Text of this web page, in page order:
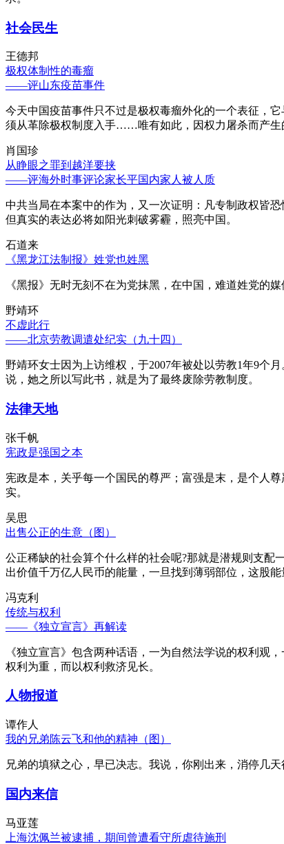
社会民生
王德邦
极权体制性的毒瘤
——评山东疫苗事件
今天中国疫苗事件只不过是极权毒瘤外化的一个表征，
须从革除极权制度入手……唯有如此，因权力屠杀而产生
肖国珍
从睁眼之罪到越洋要挟
——评海外时事评论家长平国内家人被人质
中共当局在本案中的作为，又一次证明：凡专制政权皆
但真实的表达必将如阳光刺破雾霾，照亮中国。
石道来
《黑龙江法制报》姓党也姓黑
《黑报》无时无刻不在为党抹黑，在中国，难道姓党的
野靖环
不虚此行
——北京劳教调遣处纪实（九十四）
野靖环女士因为上访维权，于2007年被处以劳教1年9个
说，她之所以写此书，就是为了最终废除劳教制度。
法律天地
张千帆
宪政是强国之本
宪政是本，关乎每一个国民的尊严；富强是末，是个人
实。
吴思
出售公正的生意（图）
公正稀缺的社会算个什么样的社会呢?那就是潜规则支
出价值千万亿人民币的能量，一旦找到薄弱部位，这股能
冯克利
传统与权利
——《独立宣言》再解读
《独立宣言》包含两种话语，一为自然法学说的权利观
权利为重，而以权利救济见长。
人物报道
谭作人
我的兄弟陈云飞和他的精神（图）
兄弟的填狱之心，早已决志。我说，你刚出来，消停几
国内来信
马亚莲
上海沈佩兰被逮捕，期间曾遭看守所虐待施刑